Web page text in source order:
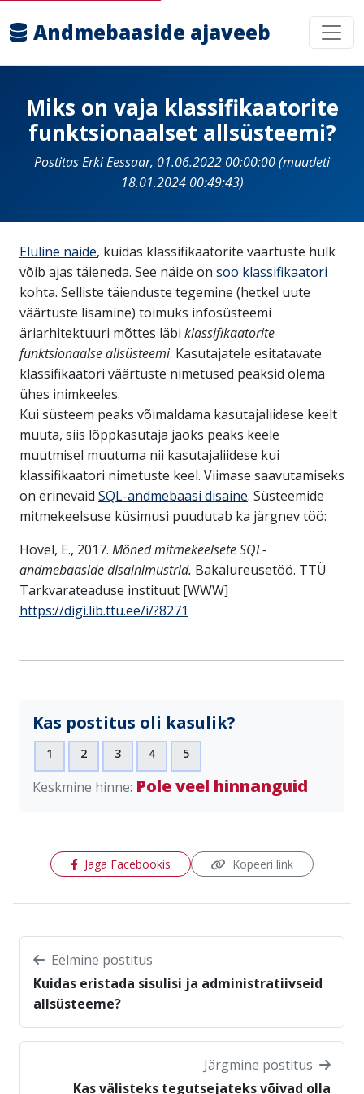
Andmebaaside ajaveeb
Miks on vaja klassifikaatorite
funktsionaalset allsüsteemi?
Postitas Erki Eessaar, 01.06.2022 00:00:00 (muudeti
18.01.2024 00:49:43)
Eluline näide, kuidas klassifikaatorite väärtuste hulk
võib ajas täieneda. See näide on soo klassifikaatori
kohta. Selliste täienduste tegemine (hetkel uute
väärtuste lisamine) toimuks infosüsteemi
äriarhitektuuri mõttes läbi klassifikaatorite
funktsionaalse allsüsteemi. Kasutajatele esitatavate
klassifikaatori väärtuste nimetused peaksid olema
ühes inimkeeles.
Kui süsteem peaks võimaldama kasutajaliidese keelt
muuta, siis lõppkasutaja jaoks peaks keele
muutmisel muutuma nii kasutajaliidese kui
klassifikaatori nimetuste keel. Viimase saavutamiseks
on erinevaid SQL-andmebaasi disaine. Süsteemide
mitmekeelsuse küsimusi puudutab ka järgnev töö:
Hövel, E., 2017. Mõned mitmekeelsete SQL-
andmebaaside disainimustrid. Bakalureusetöö. TTÜ
Tarkvarateaduse instituut [WWW]
https://digi.lib.ttu.ee/i/?8271
Kas postitus oli kasulik?
1 2 3 4 5
Keskmine hinne: Pole veel hinnanguid
Jaga Facebookis (avaneb uues aknas)
Kopeeri link
Eelmine postitus
Kuidas eristada sisulisi ja administratiivseid
allsüsteeme?
Järgmine postitus
Kas välisteks tegutsejateks võivad olla